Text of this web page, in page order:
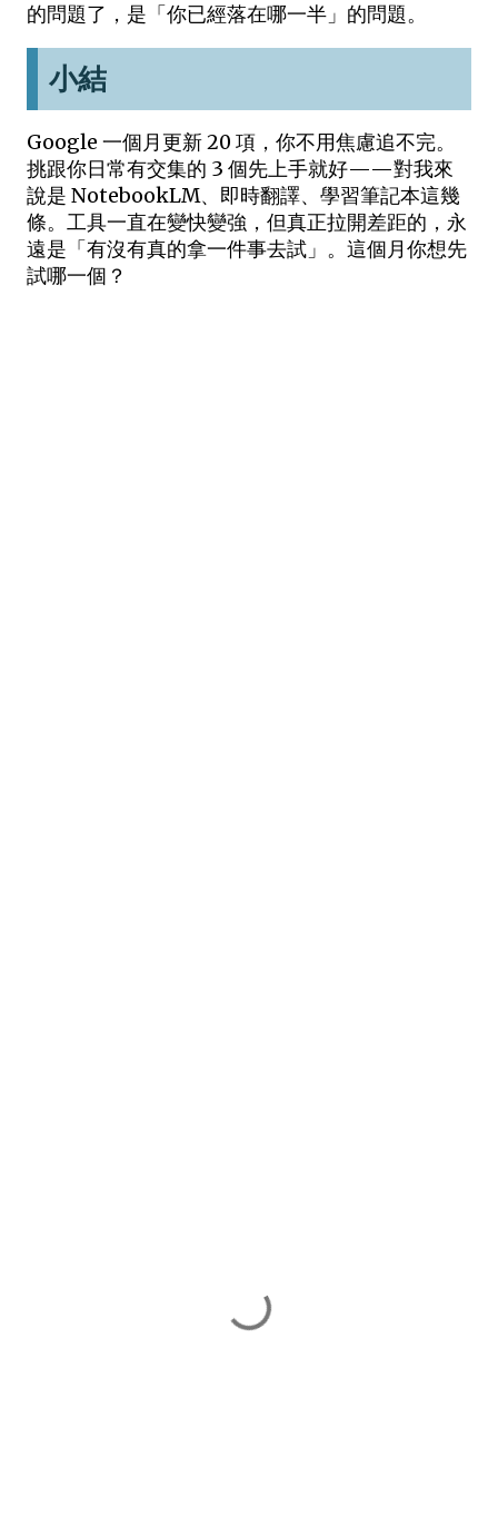
的問題了，是「你已經落在哪一半」的問題。
小結
Google 一個月更新 20 項，你不用焦慮追不完。
挑跟你日常有交集的 3 個先上手就好——對我來
說是 NotebookLM、即時翻譯、學習筆記本這幾
條。工具一直在變快變強，但真正拉開差距的，永
遠是「有沒有真的拿一件事去試」。這個月你想先
試哪一個？